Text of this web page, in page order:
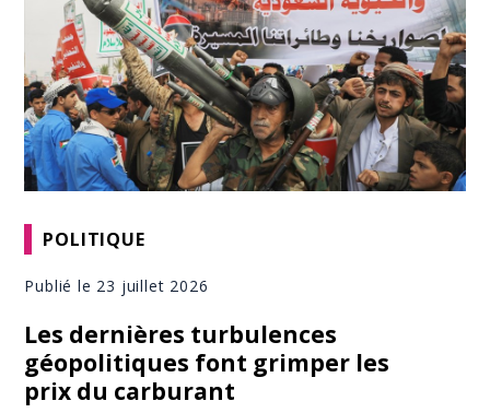
POLITIQUE
Publié le 23 juillet 2026
Les dernières turbulences
géopolitiques font grimper les
prix du carburant